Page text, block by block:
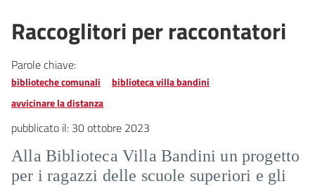
Raccoglitori per raccontatori
Parole chiave:
biblioteche comunali
biblioteca villa bandini
avvicinare la distanza
pubblicato il: 30 ottobre 2023
Alla Biblioteca Villa Bandini un progetto
per i ragazzi delle scuole superiori e gli